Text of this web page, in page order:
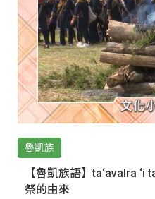
魯凱族
【魯凱族語】ta‘avalra
祭的由來